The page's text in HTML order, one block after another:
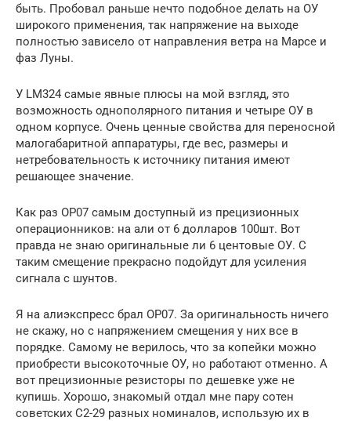
быть. Пробовал раньше нечто подобное делать на ОУ
широкого применения, так напряжение на выходе
полностью зависело от направления ветра на Марсе и
фаз Луны.
У LM324 самые явные плюсы на мой взгляд, это
возможность однополярного питания и четыре ОУ в
одном корпусе. Очень ценные свойства для переносной
малогабаритной аппаратуры, где вес, размеры и
нетребовательность к источнику питания имеют
решающее значение.
Как раз OP07 самым доступный из прецизионных
операционников: на али от 6 долларов 100шт. Вот
правда не знаю оригинальные ли 6 центовые ОУ. С
таким смещение прекрасно подойдут для усиления
сигнала с шунтов.
Я на алиэкспресс брал OP07. За оригинальность ничего
не скажу, но с напряжением смещения у них все в
порядке. Самому не верилось, что за копейки можно
приобрести высокоточные ОУ, но работают отменно. А
вот прецизионные резисторы по дешевке уже не
купишь. Хорошо, знакомый отдал мне пару сотен
советских С2-29 разных номиналов, использую их в